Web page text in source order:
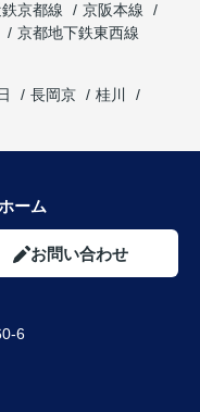
京都線
京阪本線
京都地下鉄東西線
長岡京
桂川
ーム
お問い合わせ
6